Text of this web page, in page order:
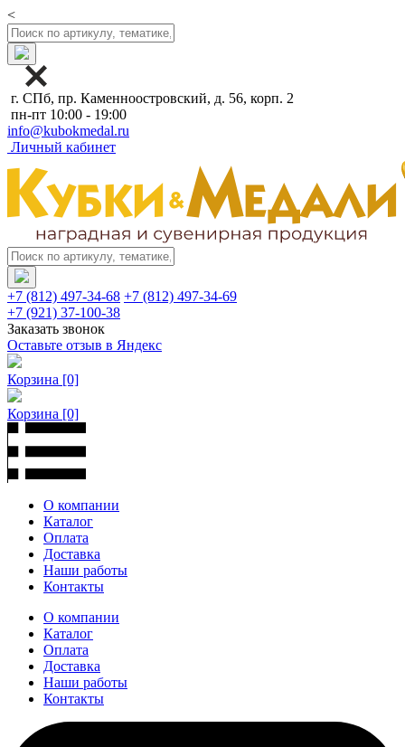
<
г. СПб, пр. Каменноостровский, д. 56, корп. 2
пн-пт 10:00 - 19:00
info@kubokmedal.ru
Личный кабинет
+7 (812) 497-34-68 +7 (812) 497-34-69
+7 (921) 37-100-38
Заказать звонок
Оставьте отзыв в Яндекс
Корзина [0]
Корзина [0]
О компании
Каталог
Оплата
Доставка
Наши работы
Контакты
О компании
Каталог
Оплата
Доставка
Наши работы
Контакты